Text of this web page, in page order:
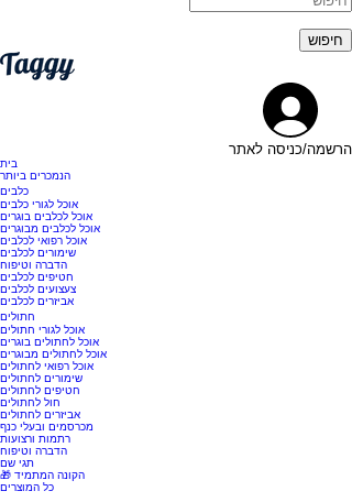
הרשמה/כניסה לאתר
בית
הנמכרים ביותר
כלבים
אוכל לגורי כלבים
אוכל לכלבים בוגרים
אוכל לכלבים מבוגרים
אוכל רפואי לכלבים
שימורים לכלבים
הדברה וטיפוח
חטיפים לכלבים
צעצועים לכלבים
אביזרים לכלבים
חתולים
אוכל לגורי חתולים
אוכל לחתולים בוגרים
אוכל לחתולים מבוגרים
אוכל רפואי לחתולים
שימורים לחתולים
חטיפים לחתולים
חול לחתולים
אביזרים לחתולים
מכרסמים ובעלי כנף
רתמות ורצועות
הדברה וטיפוח
תגי שם
🎁 הקונה המתמיד
כל המוצרים